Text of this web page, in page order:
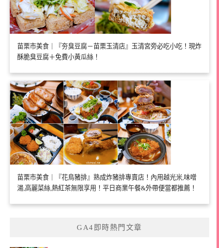
苗栗市美食｜『夯臭豆腐－苗栗玉清店』玉清宮旁必吃小吃！現炸
酥脆臭豆腐＋免費小黃瓜絲！
苗栗市美食｜『花鳥豬排』熟成炸豬排專賣店！內用越光米,味噌
湯,高麗菜絲,熱紅茶無限享用！平日商業午餐&外帶便當都推薦！
GA4即時熱門文章